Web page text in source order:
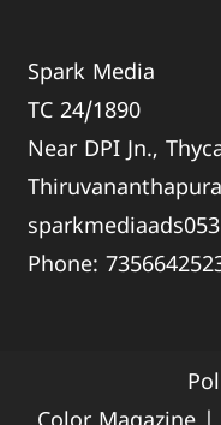
Spark Media
TC 24/1890
Near DPI Jn.,
Phone:735664